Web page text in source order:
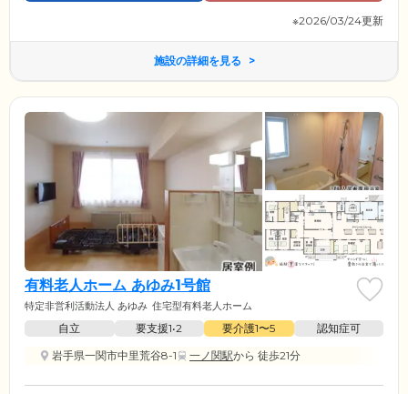
※2026/03/24更新
施設の詳細を見る
有料老人ホーム あゆみ1号館
特定非営利活動法人 あゆみ 住宅型有料老人ホーム
自立 要支援1•2 要介護1〜5
認知症可
岩手県一関市中里荒谷8-1
一ノ関駅から 徒歩21分